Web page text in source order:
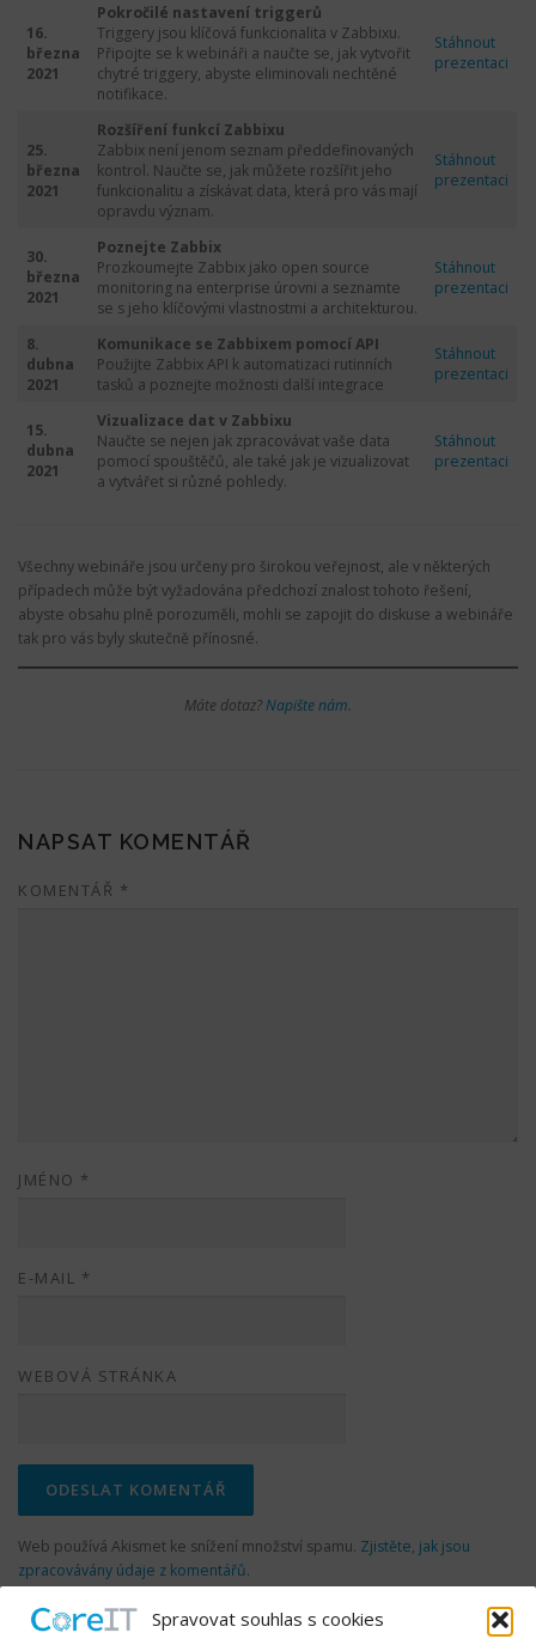
Spravovat souhlas s cookies
16.
března
2021
Pokročilé nastavení triggerů
Triggery jsou klíčová funkcionalita v Zabbixu.
Připojte se k webináři a naučte se, jak vytvořit
chytré triggery, abyste eliminovali nechtěné
notifikace.
Stáhnout
prezentaci
25.
března
2021
Rozšíření funkcí Zabbixu
Zabbix není jenom seznam předdefinovaných
kontrol. Naučte se, jak můžete rozšířit jeho
funkcionalitu a získávat data, která pro vás mají
opravdu význam.
Stáhnout
prezentaci
30.
března
2021
Poznejte Zabbix
Prozkoumejte Zabbix jako open source
monitoring na enterprise úrovni a seznamte
se s jeho klíčovými vlastnostmi a architekturou.
Stáhnout
prezentaci
8.
dubna
2021
Komunikace se Zabbixem pomocí API
Použijte Zabbix API k automatizaci rutinních
tasků a poznejte možnosti další integrace
Stáhnout
prezentaci
15.
dubna
2021
Vizualizace dat v Zabbixu
Naučte se nejen jak zpracovávat vaše data
pomocí spouštěčů, ale také jak je vizualizovat
a vytvářet si různé pohledy.
Stáhnout
prezentaci
Všechny webináře jsou určeny pro širokou veřejnost, ale v některých
případech může být vyžadována předchozí znalost tohoto řešení,
abyste obsahu plně porozuměli, mohli se zapojit do diskuse a webináře
tak pro vás byly skutečně přínosné.
Máte dotaz?Napište nám.
NAPSAT KOMENTÁŘ
KOMENTÁŘ *
JMÉNO *
E-MAIL *
WEBOVÁ STRÁNKA
Web používá Akismet ke snížení množství spamu. Zjistěte, jak jsou
zpracovávány údaje z komentářů.